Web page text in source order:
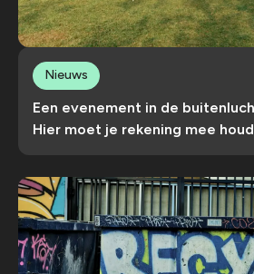
Een evenement in de
Hier moet je rekening mee
Nieuws